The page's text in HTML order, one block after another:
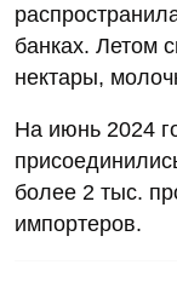
банках. Летом
нектары,
На июнь 2024
более 2 тыс.
импортеров.